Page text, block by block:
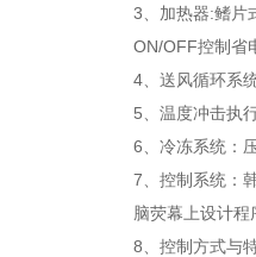
3、加热器:鳍片
ON/OFF控制省
4、送风循环系
5、温度冲击执
6、冷冻系统：
7、控制系统：
脑荧幕上设计
8、控制方式与